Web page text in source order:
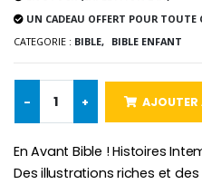
Bougie Neuvaine pour une Guérison - 17.5cm
€4.90
UN CADEAU OFFERT POUR TOUTE
CATEGORIE : BIBLE, BIBLE ENFANT
- + AJOUTER
En Avant Bible ! Histoires
Des illustrations riches et